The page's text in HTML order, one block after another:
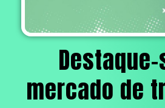
mercado de